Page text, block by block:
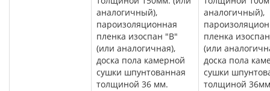
аналогичный),
пароизоляционная
пленка изоспан "В"
(или аналогичная),
доска пола камерной
сушки шпунтованная
толщиной 36 мм.
аналогичный),
пленка
(или
доска пола
сушки
толщиной